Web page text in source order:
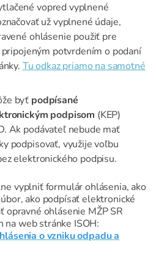
vopred vyplnené
už vyplnené údaje,
ohlásenie použiť pre
potvrdením o podaní
Tu odkaz priamo na samotné
byť podpísané
podpisom (KEP)
Ak podávateľ nebude mať
podpisovať, využije voľbu
elektronického podpisu.
vyplniť formulár ohlásenia, ako
ako podpísať elektronické
opravné ohlásenie MŽP SR
na web stránke ISOH:
o vzniku odpadu a